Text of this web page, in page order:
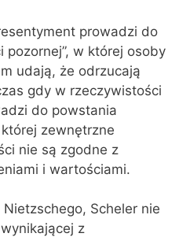
prowadzi do
pozornej”, w której osoby
udają, że odrzucają
gdy w rzeczywistości
do powstania
zewnętrzne
nie są zgodne z
i wartościami.
Scheler nie
z